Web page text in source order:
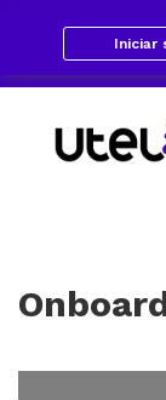
Iniciar